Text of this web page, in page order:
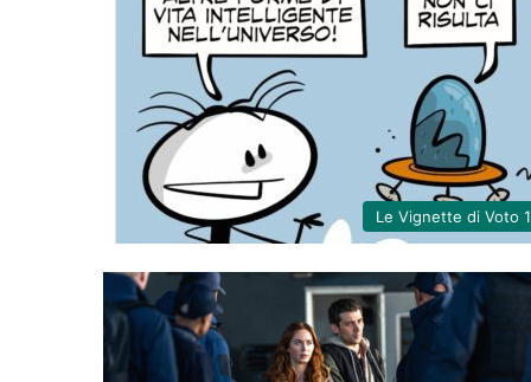
Le Vignette di Voto